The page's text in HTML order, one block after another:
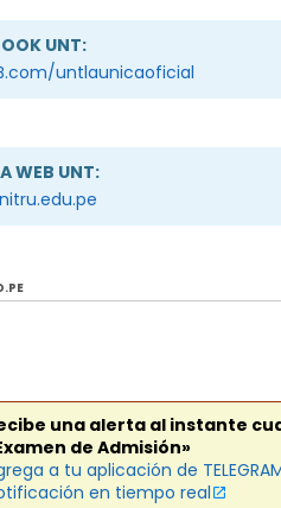
UNT:
untlaunicaoficial
WEB UNT:
una alerta al instante
de Admisión»
a tu aplicación de
en tiempo real